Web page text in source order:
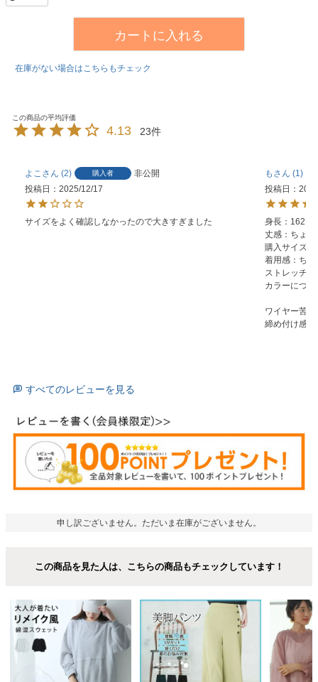
カートに入れる
在庫がない場合はこちらもチェック
4.13 23
よこ 2 購入者
非公開
投稿日
2025/12/17
サイズをよく確認しなかったので大きすぎました
も
1
投稿日
身長：162
丈感：ちょう
購入サイズ：
着用感：ちょ
ストレッチ
カラーにつ
ワイヤー苦
締め付け感
すべてのレビューを見る
申し訳ございません。ただいま在庫がございません。
この商品を見た人は、こちらの商品もチェックしています！